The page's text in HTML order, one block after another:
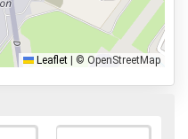
Leaflet © OpenStreetMap